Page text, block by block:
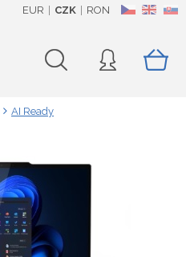
CZ EN SK
EUR CZK RON
AI Ready